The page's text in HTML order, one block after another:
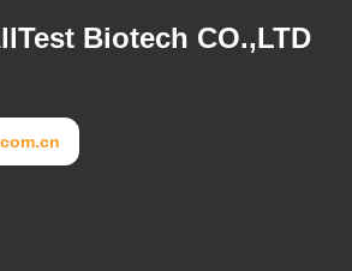
Biotech CO.,LTD